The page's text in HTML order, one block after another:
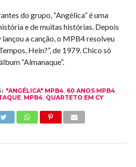
do grupo, “Angélica” é uma
e de muitas histórias. Depois
a canção, o MPB4 resolveu
Hein?”, de 1979. Chico só
“Almanaque”.
"ANGÉLICA" MPB4, 60 ANOS MPB4,
, MPB4, QUARTETO EM CY